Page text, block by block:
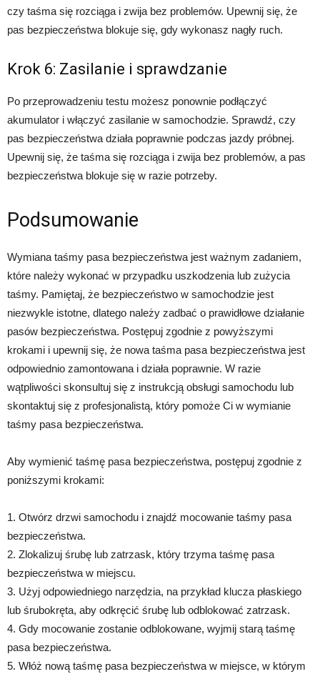
czy taśma się rozciąga i zwija bez problemów. Upewnij się, że
pas bezpieczeństwa blokuje się, gdy wykonasz nagły ruch.
Krok 6: Zasilanie i sprawdzanie
Po przeprowadzeniu testu możesz ponownie podłączyć
akumulator i włączyć zasilanie w samochodzie. Sprawdź, czy
pas bezpieczeństwa działa poprawnie podczas jazdy próbnej.
Upewnij się, że taśma się rozciąga i zwija bez problemów, a pas
bezpieczeństwa blokuje się w razie potrzeby.
Podsumowanie
Wymiana taśmy pasa bezpieczeństwa jest ważnym zadaniem,
które należy wykonać w przypadku uszkodzenia lub zużycia
taśmy. Pamiętaj, że bezpieczeństwo w samochodzie jest
niezwykle istotne, dlatego należy zadbać o prawidłowe działanie
pasów bezpieczeństwa. Postępuj zgodnie z powyższymi
krokami i upewnij się, że nowa taśma pasa bezpieczeństwa jest
odpowiednio zamontowana i działa poprawnie. W razie
wątpliwości skonsultuj się z instrukcją obsługi samochodu lub
skontaktuj się z profesjonalistą, który pomoże Ci w wymianie
taśmy pasa bezpieczeństwa.
Aby wymienić taśmę pasa bezpieczeństwa, postępuj zgodnie z
poniższymi krokami:
1. Otwórz drzwi samochodu i znajdź mocowanie taśmy pasa
bezpieczeństwa.
2. Zlokalizuj śrubę lub zatrzask, który trzyma taśmę pasa
bezpieczeństwa w miejscu.
3. Użyj odpowiedniego narzędzia, na przykład klucza płaskiego
lub śrubokręta, aby odkręcić śrubę lub odblokować zatrzask.
4. Gdy mocowanie zostanie odblokowane, wyjmij starą taśmę
pasa bezpieczeństwa.
5. Włóż nową taśmę pasa bezpieczeństwa w miejsce, w którym